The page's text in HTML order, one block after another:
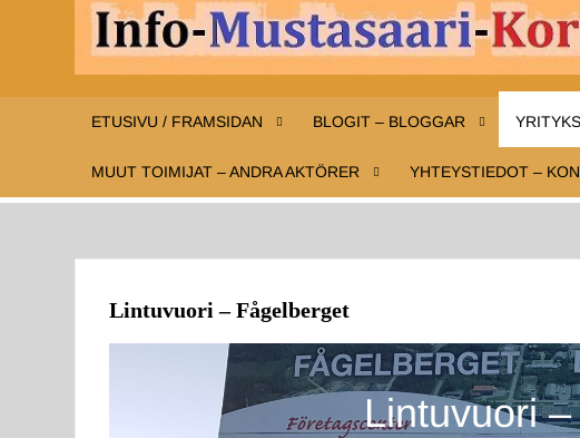
ETUSIVU / FRAMSIDAN BLOGIT – BLOGGAR
MUUT TOIMIJAT – ANDRA AKTÖRER YHTEYSTIEDOT –
Lintuvuori – Fågelberget
Lintuvuori